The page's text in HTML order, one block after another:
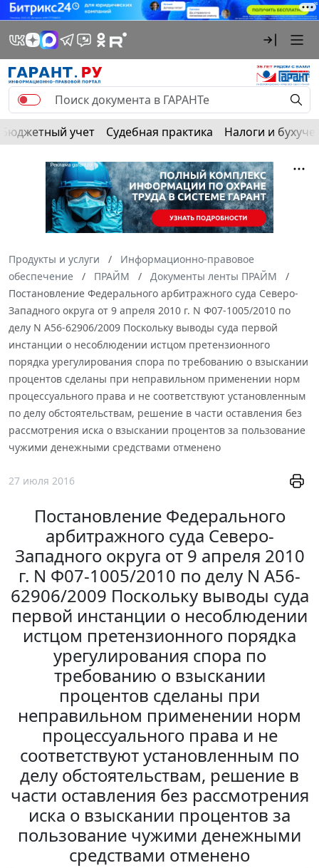
Бюджетный учет Судебная практика Налоги и
Продукты и услуги
Информационно-правовое
обеспечение
ПРАЙМ
Документы ленты ПРАЙМ
Постановление Федерального арбитражного суда Северо-
Западного округа от 9 апреля 2010 г. N Ф07-1005/2010 по
делу N А56-62906/2009 Поскольку выводы суда первой
инстанции о несоблюдении истцом претензионного
порядка урегулирования спора по требованию о взыскании
процентов сделаны при неправильном применении норм
процессуального права и не соответствуют установленным
по делу обстоятельствам, решение в части оставления без
рассмотрения иска о взыскании процентов за пользование
чужими денежными средствами отменено
27 июля 2016
Постановление Федерального
арбитражного суда Северо-
Западного округа от 9 апреля 2010
г. N Ф07-1005/2010 по делу N А56-
62906/2009 Поскольку выводы суда
первой инстанции о несоблюдении
истцом претензионного порядка
урегулирования спора по
требованию о взыскании
процентов сделаны при
неправильном применении норм
процессуального права и не
соответствуют установленным по
делу обстоятельствам, решение в
части оставления без рассмотрения
иска о взыскании процентов за
пользование чужими денежными
средствами отменено